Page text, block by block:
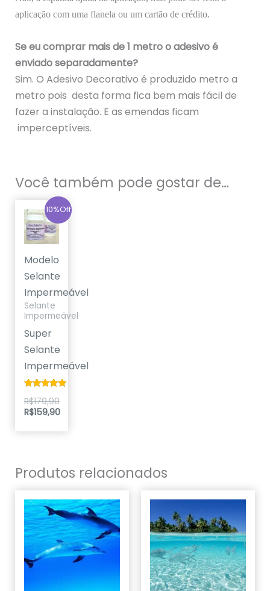
aplicação com uma flanela ou um cartão de crédito.
Se eu comprar mais de 1 metro o adesivo é
enviado separadamente?
Sim. O Adesivo Decorativo é produzido metro a
metro pois desta forma fica bem mais fácil de
fazer a instalação. E as emendas ficam
imperceptíveis.
Você também pode gostar de…
10%Off
Modelo
Selante
Impermeável
Selante
Impermeável
Super
Selante
Impermeável
5.00
de 5
R$179,90
preço
original
era:
R$159,90
preço
atual
é:
Produtos relacionados